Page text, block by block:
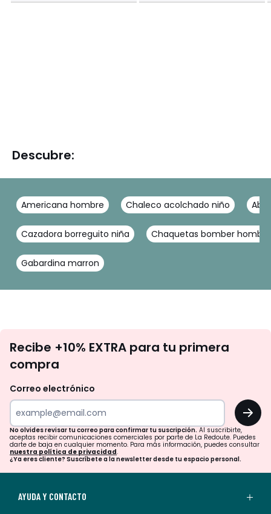
Descubre:
Americana hombre Chaleco acolchado niño
Cazadora borreguito niña Chaquetas bomber hombre
Gabardina marron
te
tu
para
confirmar
tu
suscripción.
Recibe +10% EXTRA para tu primera
compra
Correo electrónico
OK
No olvides revisar tu correo para confirmar tu suscripción. Al suscribirte,
aceptas recibir comunicaciones comerciales por parte de La Redoute. Puedes
darte de baja en cualquier momento. Para más información, puedes consultar
nuestra política de privacidad.
¿Ya eres cliente? Suscríbete a la newsletter desde tu espacio personal.
AYUDA Y CONTACTO